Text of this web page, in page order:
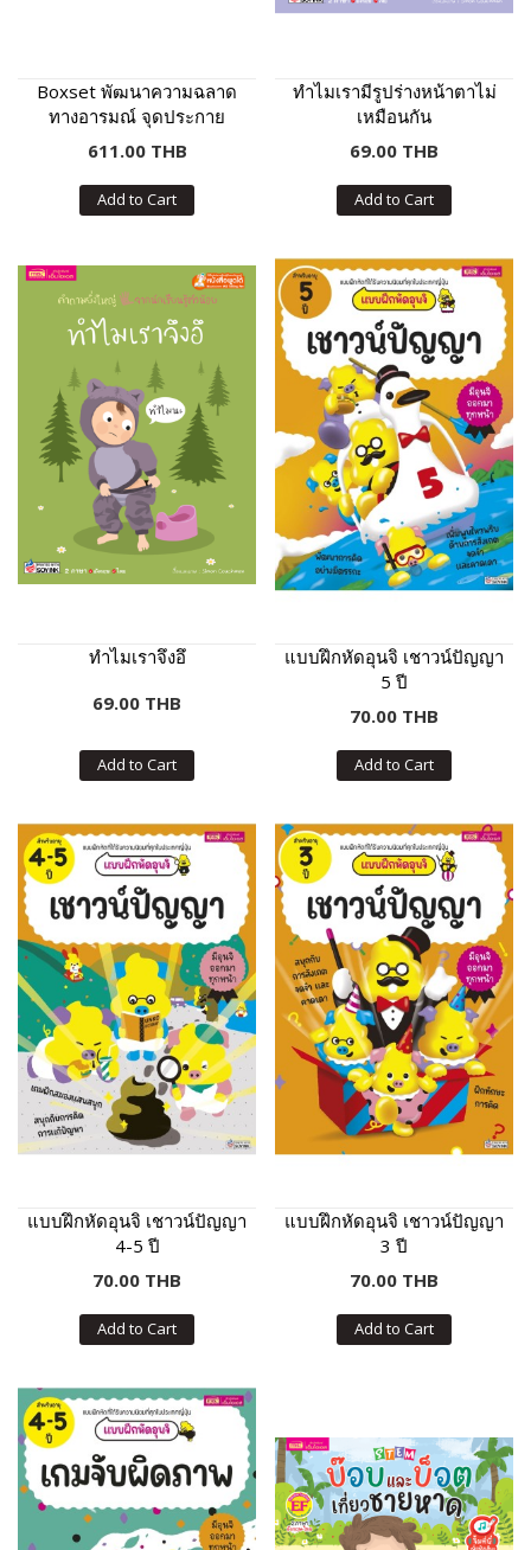
Boxset พัฒนาความฉลาด
ทางอารมณ์ จุดประกาย
อาชีพในฝัน
611.00 THB
Add to Cart
ทำไมเรามีรูปร่างหน้าตาไม่
เหมือนกัน
69.00 THB
Add to Cart
ทำไมเราจึงอึ
69.00 THB
Add to Cart
แบบฝึกหัดอุนจิ เชาวน์ปัญญา
5 ปี
70.00 THB
Add to Cart
แบบฝึกหัดอุนจิ เชาวน์ปัญญา
4-5 ปี
70.00 THB
Add to Cart
แบบฝึกหัดอุนจิ เชาวน์ปัญญา
3 ปี
70.00 THB
Add to Cart